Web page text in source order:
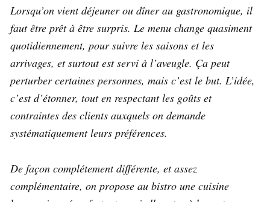
Lorsqu’on vient déjeuner ou dîner au gastronomique, il
faut être prêt à être surpris. Le menu change quasiment
quotidiennement, pour suivre les saisons et les
arrivages, et surtout est servi à l’aveugle. Ça peut
perturber certaines personnes, mais c’est le but. L’idée,
c’est d’étonner, tout en respectant les goûts et
contraintes des clients auxquels on demande
systématiquement leurs préférences.
De façon complétement différente, et assez
complémentaire, on propose au bistro une cuisine